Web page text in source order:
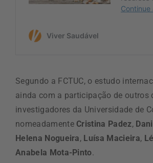
Segundo a FCTUC, o estudo
ainda com a participação de outros
investigadores da Universidade de
nomeadamente Cristina Padez,
Helena Nogueira, Luísa Macieira,
Anabela Mota-Pinto.